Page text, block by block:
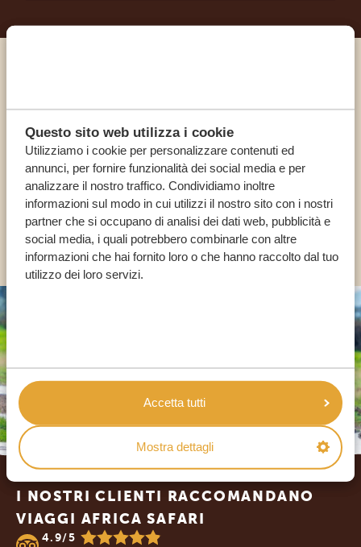
Questo sito web utilizza i cookie
Utilizziamo i cookie per personalizzare contenuti ed
annunci, per fornire funzionalità dei social media e per
analizzare il nostro traffico. Condividiamo inoltre
informazioni sul modo in cui utilizzi il nostro sito con i nostri
partner che si occupano di analisi dei dati web, pubblicità e
social media, i quali potrebbero combinarle con altre
informazioni che hai fornito loro o che hanno raccolto dal tuo
utilizzo dei loro servizi.
Accetta tutti
Mostra dettagli
I NOSTRI SPECIALISTI SONO QUI PER TE
IT:+39 0694806854
ALTRI PAESI
Footer
I NOSTRI CLIENTI RACCOMANDANO
VIAGGI AFRICA SAFARI
4.9/5